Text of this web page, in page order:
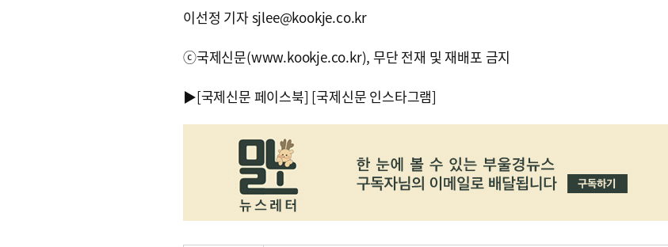
이선정 기자 sjlee@kookje.co.kr
ⓒ국제신문(www.kookje.co.kr), 무단 전재 및 재배포 금지
▶[국제신문 페이스북] [국제신문 인스타그램]